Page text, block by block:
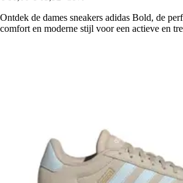
Ontdek de dames sneakers adidas Bold, de
comfort en moderne stijl voor een actieve en